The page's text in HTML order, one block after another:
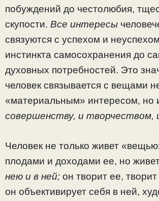
побуждений до честолюбия,
скупости. Все интересы
связуются с ус­пехом и
инстинкта самосохранения до
духовных потребностей. Это
человек связывается с вещами
«матери­альным» интересом, но
совершенству, и твор­чеством,
Человек не только живет
плодами и до­ходами ее, но
нею и в ней; он творит ее,
он объективирует себя в ней,